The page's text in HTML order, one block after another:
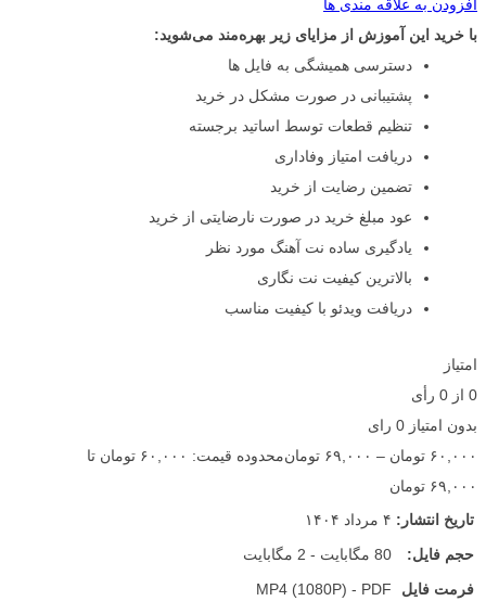
افزودن به علاقه مندی ها
با خرید این آموزش از مزایای زیر بهره‌مند می‌شوید:
دسترسی همیشگی به فایل ها
پشتیبانی در صورت مشکل در خرید
تنظیم قطعات توسط اساتید برجسته
دریافت امتیاز وفاداری
تضمین رضایت از خرید
عود مبلغ خرید در صورت نارضایتی از خرید
یادگیری ساده نت آهنگ مورد نظر
بالاترین کیفیت نت نگاری
دریافت ویدئو با کیفیت مناسب
امتیاز
0 از 0 رأی
بدون امتیاز 0 رای
۶۰,۰۰۰ تومان – ۶۹,۰۰۰ تومان
محدوده قیمت: ۶۰,۰۰۰ تومان تا
۶۹,۰۰۰ تومان
تاریخ انتشار: ۴ مرداد ۱۴۰۴
حجم فایل:
80 مگابایت - 2 مگابایت
فرمت فایل
MP4 (1080P) - PDF